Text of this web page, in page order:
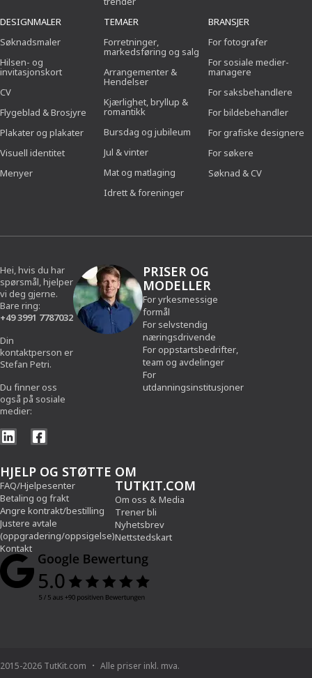
DESIGNMALER
Søknadsmaler
Hilsen- og
invitasjonskort
CV
Flygeblad & Brosjyre
Plakater og plakater
Visuell identitet
Menyer
TEMAER
Forretninger,
markedsføring og salg
Arrangementer &
Hendelser
Kjærlighet, bryllup &
romantikk
Bursdag og jubileum
Jul & vinter
Mat og matlaging
Idrett & foreninger
BRANSJER
For fotografer
For sosiale medier-
managere
For saksbehandlere
For bildebehandler
For grafiske designere
For søkere
Søknad & CV
Hei, hvis du har
spørsmål, hjelper
vi deg gjerne.
Bare ring:
+49 3991 7787032
Din
kontaktperson er
Stefan Petri.
Du finner oss
også på sosiale
medier:
PRISER OG
MODELLER
For yrkesmessige
formål
For selvstendig
næringsdrivende
For oppstartsbedrifter,
team og avdelinger
For
utdanningsinstitusjoner
HJELP OG STØTTE
FAQ/Hjelpesenter
Betaling og frakt
Angre kontrakt/bestilling
Justere avtale
(oppgradering/oppsigelse)
Kontakt
OM
TUTKIT.COM
Om oss & Media
Trener bli
Nyhetsbrev
Nettstedskart
2015-2026 TutKit.com Alle priser inkl. mva.